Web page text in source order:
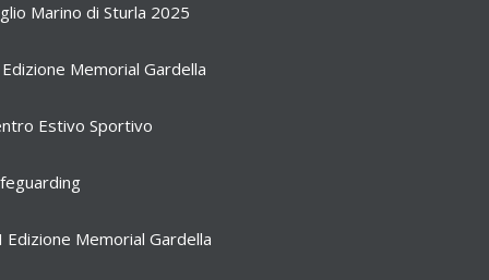
Marino di Sturla 2025
Memorial Gardella
Estivo Sportivo
Edizione Memorial Gardella